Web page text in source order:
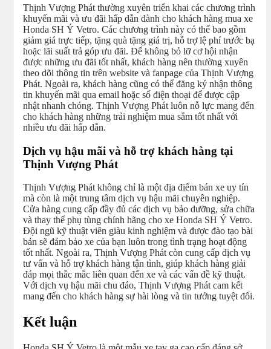
Thịnh Vượng Phát thường xuyên triển khai các chương trình
khuyến mãi và ưu đãi hấp dẫn dành cho khách hàng mua xe
Honda SH Ý Vetro. Các chương trình này có thể bao gồm
giảm giá trực tiếp, tặng quà tặng giá trị, hỗ trợ lệ phí trước bạ
hoặc lãi suất trả góp ưu đãi. Để không bỏ lỡ cơ hội nhận
được những ưu đãi tốt nhất, khách hàng nên thường xuyên
theo dõi thông tin trên website và fanpage của Thịnh Vượng
Phát. Ngoài ra, khách hàng cũng có thể đăng ký nhận thông
tin khuyến mãi qua email hoặc số điện thoại để được cập
nhật nhanh chóng. Thịnh Vượng Phát luôn nỗ lực mang đến
cho khách hàng những trải nghiệm mua sắm tốt nhất với
nhiều ưu đãi hấp dẫn.
Dịch vụ hậu mãi và hỗ trợ khách hàng tại
Thịnh Vượng Phát
Thịnh Vượng Phát không chỉ là một địa điểm bán xe uy tín
mà còn là một trung tâm dịch vụ hậu mãi chuyên nghiệp.
Cửa hàng cung cấp đầy đủ các dịch vụ bảo dưỡng, sửa chữa
và thay thế phụ tùng chính hãng cho xe Honda SH Ý Vetro.
Đội ngũ kỹ thuật viên giàu kinh nghiệm và được đào tạo bài
bản sẽ đảm bảo xe của bạn luôn trong tình trạng hoạt động
tốt nhất. Ngoài ra, Thịnh Vượng Phát còn cung cấp dịch vụ
tư vấn và hỗ trợ khách hàng tận tình, giúp khách hàng giải
đáp mọi thắc mắc liên quan đến xe và các vấn đề kỹ thuật.
Với dịch vụ hậu mãi chu đáo, Thịnh Vượng Phát cam kết
mang đến cho khách hàng sự hài lòng và tin tưởng tuyệt đối.
Kết luận